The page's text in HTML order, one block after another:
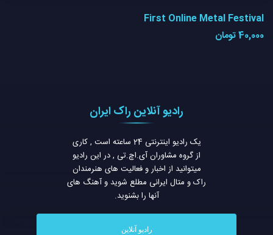
First Online Metal Festival
40,000تومان
رادیو آنلاین راک ایران
یک رادیو اینترنتی 24 ساعته است , کاری
از گروه مشاوران آی.اچ.تی , در این رادیو
میتوانید از اخبار و فعالیت های هنرمندان
راک و متال ایرانی مطلع شوید و آهنگ های
آنها را بشنوید.
رادیو آنلاین